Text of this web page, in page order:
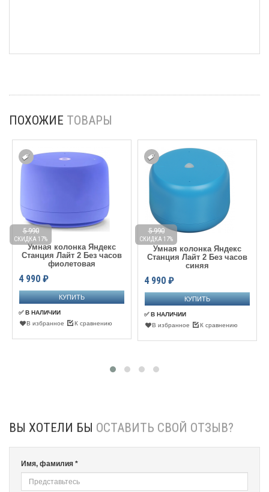
ПОХОЖИЕ ТОВАРЫ
Умная колонка Яндекс
Станция Лайт 2 Без часов
фиолетовая
4 990 ₽
5 990
СКИДКА 17%
✅ В НАЛИЧИИ
В избранное
К сравнению
Умная колонка Яндекс
Станция Лайт 2 Без часов
синяя
4 990 ₽
5 990
СКИДКА 17%
✅ В НАЛИЧИИ
В избранное
К сравнению
ВЫ ХОТЕЛИ БЫ ОСТАВИТЬ СВОЙ ОТЗЫВ?
Имя, фамилия *